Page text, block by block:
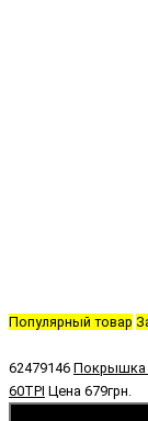
Популярный товар
62479146 Покрышка
60TPI Цена 679грн.